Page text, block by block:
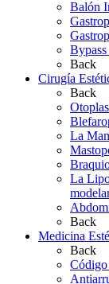
Balón
Back
Cirugía
Back
La
La
Back
Medicina
Back
Código